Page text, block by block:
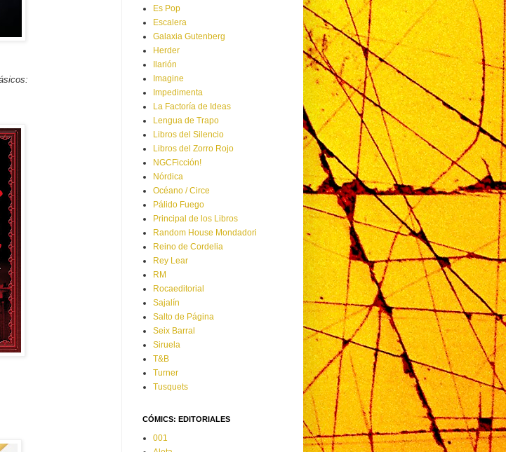
Es Pop
Escalera
Galaxia Gutenberg
Herder
Ilarión
Imagine
Impedimenta
La Factoría de Ideas
Lengua de Trapo
Libros del Silencio
Libros del Zorro Rojo
NGCFicción!
Nórdica
Océano / Circe
Pálido Fuego
Principal de los Libros
Random House Mondadori
Reino de Cordelia
Rey Lear
RM
Rocaeditorial
Sajalín
Salto de Página
Seix Barral
Siruela
T&B
Turner
Tusquets
CÓMICS: EDITORIALES
001